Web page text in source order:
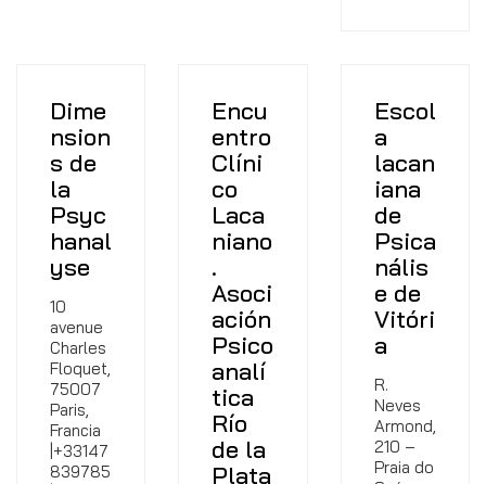
Dime
nsion
s de
la
Psyc
hanal
yse
10
avenue
Charles
Floquet,
75007
Paris,
Francia
|+33147
839785
Encu
entro
Clíni
co
Laca
niano
.
Asoci
ación
Psico
analí
tica
Río
de la
Plata
Escol
a
lacan
iana
de
Psica
nális
e de
Vitóri
a
R.
Neves
Armond,
210 –
Praia do